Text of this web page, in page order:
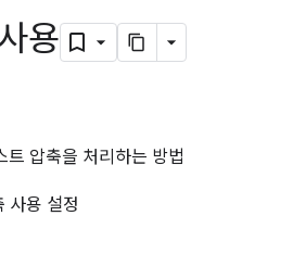
용
압축을 처리하는 방법
사용 설정